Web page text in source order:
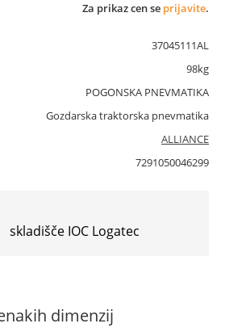
Za prikaz cen se prijavite.
37045111AL
98kg
POGONSKA PNEVMATIKA
Gozdarska traktorska pnevmatika
ALLIANCE
7291050046299
skladišče IOC Logatec
dimenzij